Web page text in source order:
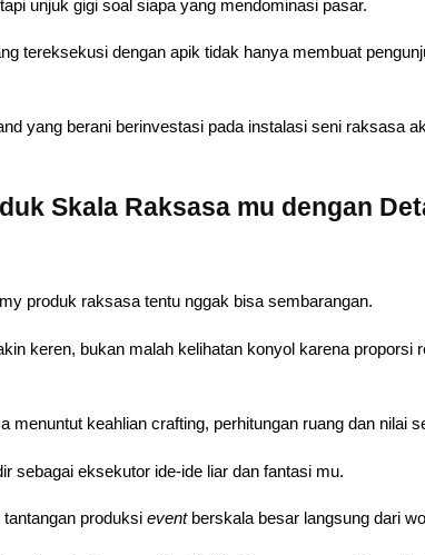
unjuk gigi soal siapa yang mendominasi pasar.
tereksekusi dengan apik tidak hanya membuat
yang berani berinvestasi pada instalasi seni raksasa
Skala Raksasa mu dengan
produk raksasa tentu nggak bisa sembarangan.
keren, bukan malah kelihatan konyol karena proporsi
menuntut keahlian crafting, perhitungan ruang dan nilai
sebagai eksekutor ide-ide liar dan fantasi mu.
produksi eventberskala besar langsung dari